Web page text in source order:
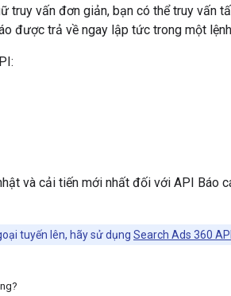
truy vấn đơn giản, bạn có thể truy vấn
được trả về ngay lập tức trong một
và cải tiến mới nhất đối với API Báo
tuyến lên, hãy sử dụng Search Ads 360 API